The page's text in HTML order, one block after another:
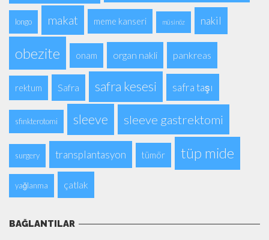
longo makat meme kanseri müsinöz nakil
obezite onam organ nakli pankreas
rektum Safra safra kesesi safra taşı
sfinkterotomi sleeve sleeve gastrektomi
surgery transplantasyon tümör tüp mide
yağlanma çatlak
BAĞLANTILAR